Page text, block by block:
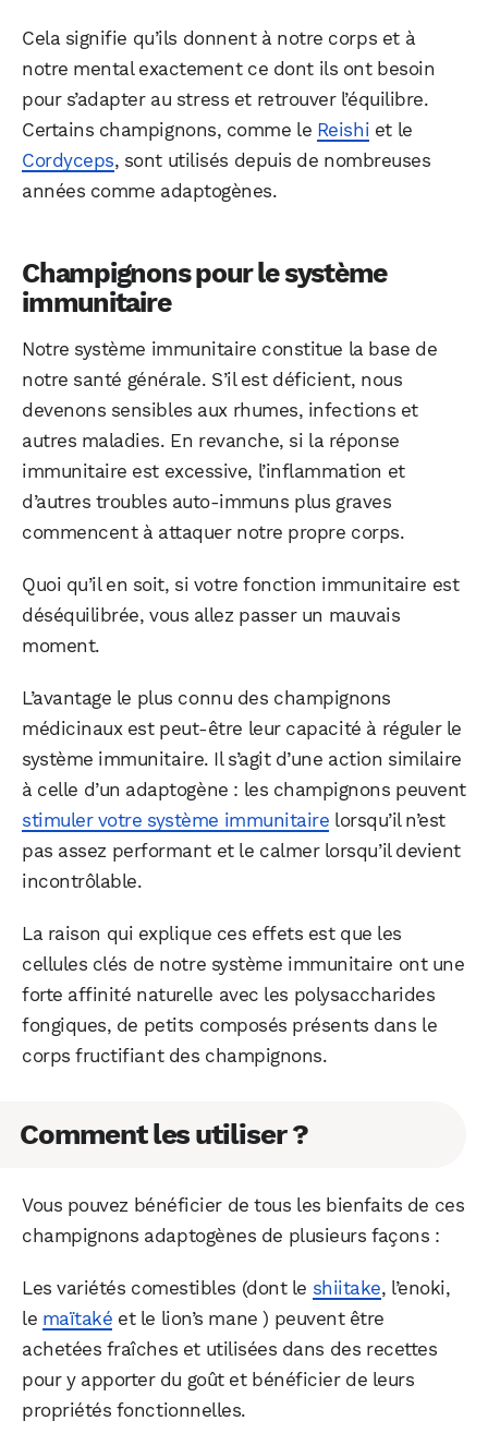
Cela signifie qu’ils donnent à notre corps et à
notre mental exactement ce dont ils ont besoin
pour s’adapter au stress et retrouver l’équilibre.
Certains champignons, comme le Reishi et le
Cordyceps, sont utilisés depuis de nombreuses
années comme adaptogènes.
Champignons pour le système
immunitaire
Notre système immunitaire constitue la base de
notre santé générale. S’il est déficient, nous
devenons sensibles aux rhumes, infections et
autres maladies. En revanche, si la réponse
immunitaire est excessive, l’inflammation et
d’autres troubles auto-immuns plus graves
commencent à attaquer notre propre corps.
Quoi qu’il en soit, si votre fonction immunitaire est
déséquilibrée, vous allez passer un mauvais
moment.
L’avantage le plus connu des champignons
médicinaux est peut-être leur capacité à réguler le
système immunitaire. Il s’agit d’une action similaire
à celle d’un adaptogène : les champignons peuvent
stimuler votre système immunitaire lorsqu’il n’est
pas assez performant et le calmer lorsqu’il devient
incontrôlable.
La raison qui explique ces effets est que les
cellules clés de notre système immunitaire ont une
forte affinité naturelle avec les polysaccharides
fongiques, de petits composés présents dans le
corps fructifiant des champignons.
Comment les utiliser ?
Vous pouvez bénéficier de tous les bienfaits de ces
champignons adaptogènes de plusieurs façons :
Les variétés comestibles (dont le shiitake, l’enoki,
le maïtaké et le lion’s mane ) peuvent être
achetées fraîches et utilisées dans des recettes
pour y apporter du goût et bénéficier de leurs
propriétés fonctionnelles.